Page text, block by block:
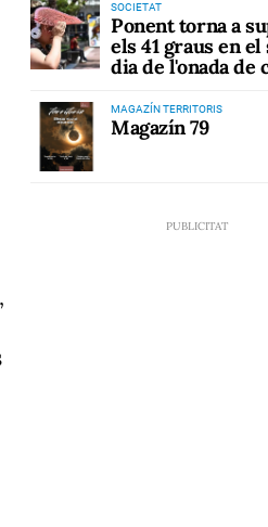
SOCIETAT
Ponent torna a
els 41 graus en el
dia de l'onada de
MAGAZÍN TERRITORIS
Magazín 79